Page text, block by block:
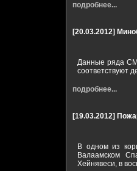
подробнее...
[20.03.2012]
Данные ряда
соответствуют
подробнее...
[19.03.2012]
В одном из
Валаамском
Хейнявеси, в